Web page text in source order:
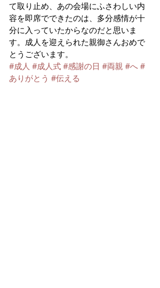
て取り止め、あの会場にふさわしい内
容を即席でできたのは、多分感情が十
分に入っていたからなのだと思いま
す。成人を迎えられた親御さんおめで
とうございます。
#成人 #成人式#感謝の日 #両親 #へ#
ありがとう #伝える